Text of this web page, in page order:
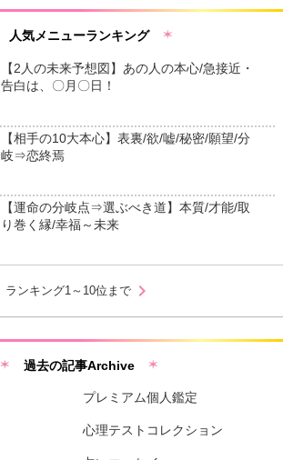
人気メニューランキング
【2人の未来予想図】あの人の本心/急接近・
告白は、〇月〇日！
【相手の10大本心】表裏/欲/嘘/秘密/願望/分
岐⇒恋終焉
【運命の分岐点⇒選ぶべき道】本質/才能/取
り巻く縁/幸福～未来
ランキング1～10位まで chevron_right
過去の記事Archive
プレミアム個人鑑定
心理テストコレクション